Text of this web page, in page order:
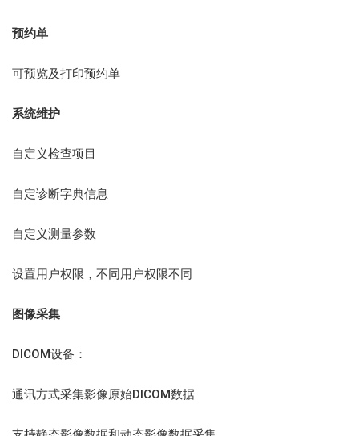
预约单
可预览及打印预约单
系统维护
自定义检查项目
自定诊断字典信息
自定义测量参数
设置用户权限，不同用户权限不同
图像采集
DICOM设备：
通讯方式采集影像原始DICOM数据